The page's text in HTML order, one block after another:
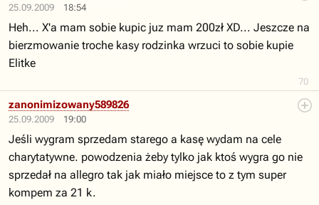
25.09.2009 18:54
70
Heh... X'a mam sobie kupic juz mam 200zł XD... Jeszcze na
bierzmowanie troche kasy rodzinka wrzuci to sobie kupie
Elitke
25.09.2009 19:00
zanonimizowany589826
Jeśli wygram sprzedam starego a kasę wydam na cele
charytatywne. powodzenia żeby tylko jak ktoś wygra go nie
sprzedał na allegro tak jak miało miejsce to z tym super
kompem za 21 k.